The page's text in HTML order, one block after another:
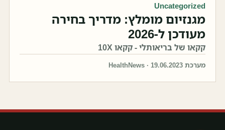
Uncategorized
מגנזיום מומלץ: מדריך בחירה
מעודכן ל-2026
קקאו של בריאותלי - קקאו 10X
מערכת HealthNews · 19.06.2023